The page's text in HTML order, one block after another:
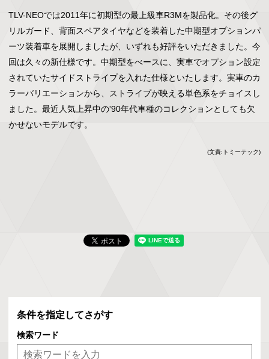
TLV-NEOでは2011年に初期型の最上級車R3Mを製品化。その後グ
リルガード、背面スペアタイヤなどを装着した中期型オプションパ
ーツ装着車を展開しましたが、いずれも好評をいただきました。今
回は久々の新仕様です。中期型をべースに、実車でオプション設定
されていたサイドストライプを入れた仕様といたします。実車のカ
ラーバリエーションから、ストライプが映える単色系をチョイスし
ました。最近人気上昇中の'90年代車種のコレクションとしても欠
かせないモデルです。
(文責:トミーテック)
条件を指定してさがす
検索ワード